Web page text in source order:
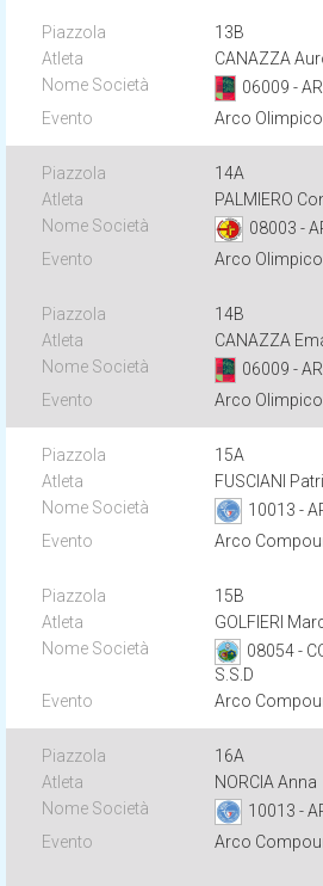
13B
CANAZZA
06009 -
Arco
14A
PALMIERO
08003 -
Arco
14B
CANAZZA
06009 -
Arco
15A
FUSCIANI
10013 -
Arco
15B
GOLFIERI
08054 -
S.S.D
Arco
16A
NORCIA Anna
10013 -
Arco